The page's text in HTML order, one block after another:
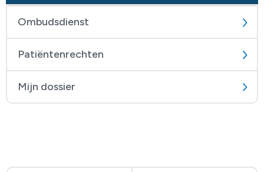
Ombudsdienst
Patiëntenrechten
Mijn dossier